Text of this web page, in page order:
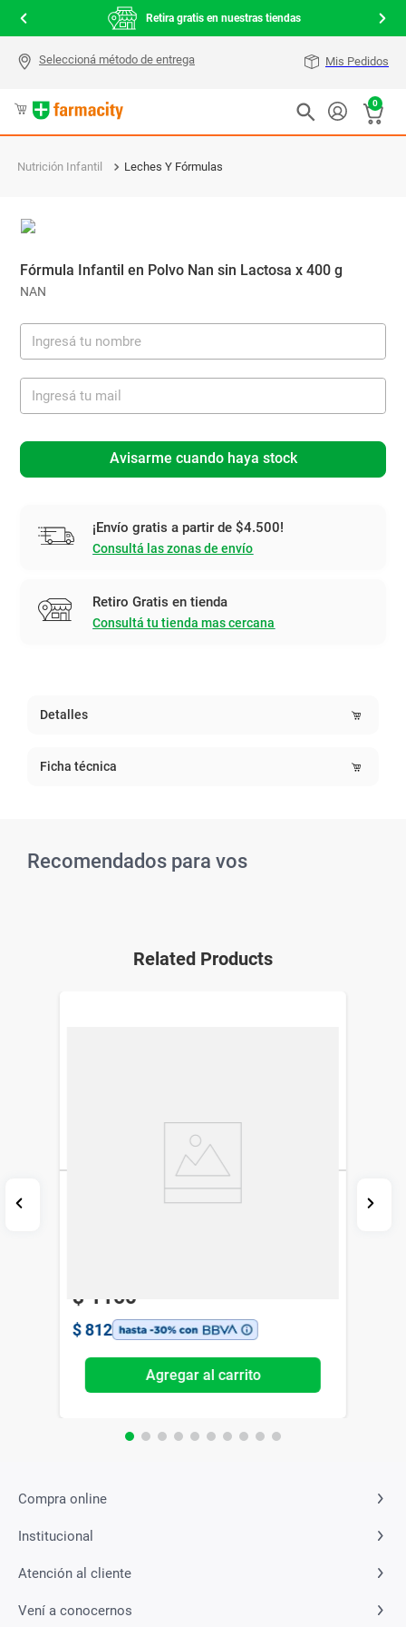
Retira gratis en nuestras tiendas
Mis Pedidos
0
Nutrición Infantil Leches Y Fórmulas
Fórmula Infantil en Polvo Nan sin Lactosa x 400 g
NAN
Avisarme cuando haya stock
¡Envío gratis a partir de $4.500!
Consultá las zonas de envío
Retiro Gratis en tienda
Consultá tu tienda mas cercana
Detalles
Ficha técnica
Recomendados para vos
Related Products
$ 1160
$ 812
Agregar al carrito
Compra online
Institucional
Atención al cliente
Vení a conocernos